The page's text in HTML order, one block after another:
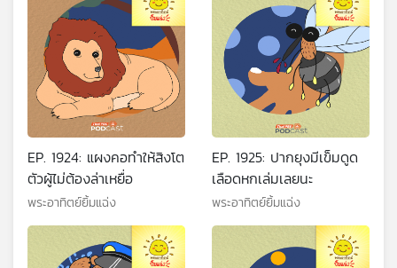
EP. 1924: แผงคอทำให้สิงโต
ตัวผู้ไม่ต้องล่าเหยื่อ
พระอาทิตย์ยิ้มแฉ่ง
EP. 1925: ปากยุงมีเข็มดูด
เลือดหกเล่มเลยนะ
พระอาทิตย์ยิ้มแฉ่ง